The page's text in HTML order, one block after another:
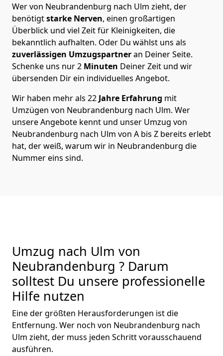
Wer von Neubrandenburg nach Ulm zieht, der
benötigtstarke Nerven, einen großartigen
Überblick und viel Zeit für Kleinigkeiten, die
bekanntlich aufhalten. Oder Du wählst uns als
zuverlässigen Umzugspartneran Deiner Seite.
Schenke uns nur2 Minuten Deiner Zeit und wir
übersenden Dir ein individuelles Angebot.
Wir haben mehr als 22 Jahre Erfahrung mit
Umzügen von Neubrandenburg nach Ulm. Wer
unsere Angebote kennt und unser Umzug von
Neubrandenburg nach Ulm von A bis Z bereits erlebt
hat, der weiß, warum wir in Neubrandenburg die
Nummer eins sind.
Umzug nach Ulm von
Neubrandenburg ? Darum
solltest Du unsere professionelle
Hilfe nutzen
Eine der größten Herausforderungen ist die
Entfernung. Wer noch von Neubrandenburg nach
Ulm zieht, der muss jeden Schritt vorausschauend
ausführen.